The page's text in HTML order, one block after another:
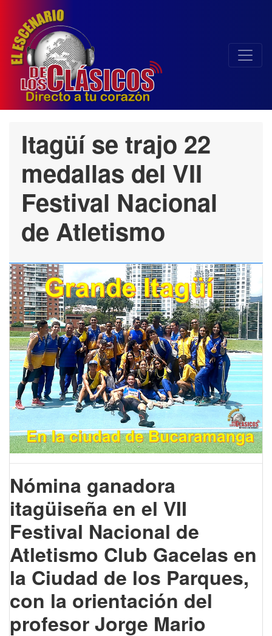
Itagüí se trajo 22
medallas del VII
Festival Nacional
de Atletismo
Nómina ganadora
itagüiseña en el VII
Festival Nacional de
Atletismo Club Gacelas en
la Ciudad de los Parques,
con la orientación del
profesor Jorge Mario